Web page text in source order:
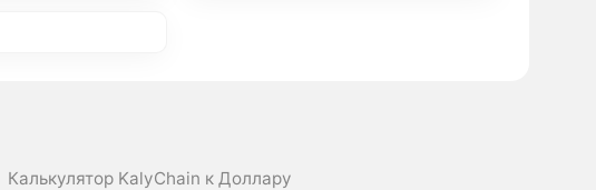
Калькулятор KalyChain к Доллару